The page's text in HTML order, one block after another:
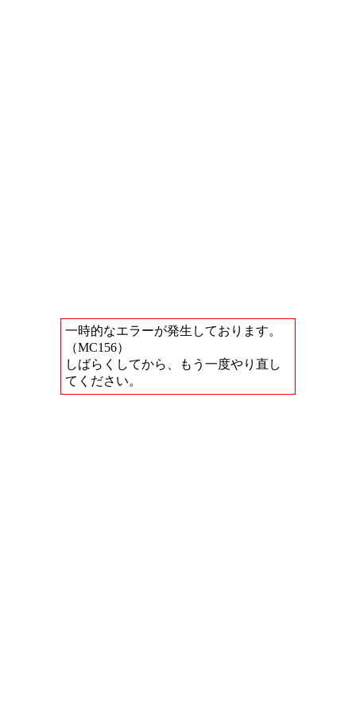
一時的なエラーが発生しております。
（MC156）
しばらくしてから、もう一度やり直し
てください。